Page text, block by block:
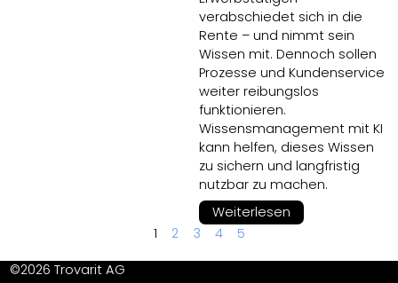
verabschiedet sich in die
Rente – und nimmt sein
Wissen mit. Dennoch sollen
Prozesse und Kundenservice
weiter reibungslos
funktionieren.
Wissensmanagement mit KI
kann helfen, dieses Wissen
zu sichern und langfristig
nutzbar zu machen.
Weiterlesen
1
2 3 4 5
©2026 Trovarit AG